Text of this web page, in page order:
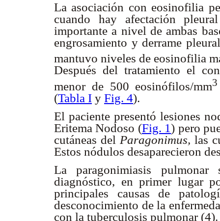
La asociación con eosinofilia
cuando hay afectación
importante a nivel de ambas
engrosamiento y derrame
mantuvo niveles de eosinofilia
Después del tratamiento el
menor de 500 eosinófilos/mm3
(Tabla I y Fig. 4).
El paciente presentó lesiones
Eritema Nodoso (Fig. 1) pero
cutáneas del Paragonimus,las
Estos nódulos desaparecieron
La paragonimiasis
diagnóstico, en primer lugar
principales causas de
desconocimiento de la
con la tuberculosis pulmonar